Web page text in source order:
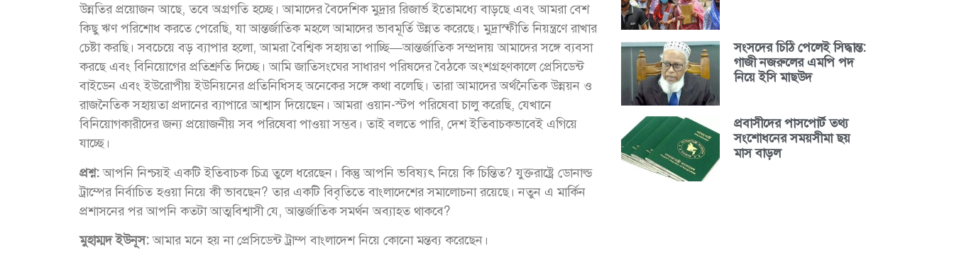
উন্নতির প্রয়োজন আছে, তবে অগ্রগতি হচ্ছে। আমাদের বৈদেশিক মুদ্রার রিজার্ভ ইতোমধ্যে বাড়ছে এবং আমরা বেশ
কিছু ঋণ পরিশোধ করতে পেরেছি, যা আন্তর্জাতিক মহলে আমাদের ভাবমূর্তি উন্নত করেছে। মুদ্রাস্ফীতি নিয়ন্ত্রণে রাখার
চেষ্টা করছি। সবচেয়ে বড় ব্যাপার হলো, আমরা বৈশ্বিক সহায়তা পাচ্ছি—আন্তর্জাতিক সম্প্রদায় আমাদের সঙ্গে ব্যবসা
করছে এবং বিনিয়োগের প্রতিশ্রুতি দিচ্ছে। আমি জাতিসংঘের সাধারণ পরিষদের বৈঠকে অংশগ্রহণকালে প্রেসিডেন্ট
বাইডেন এবং ইউরোপীয় ইউনিয়নের প্রতিনিধিসহ অনেকের সঙ্গে কথা বলেছি। তারা আমাদের অর্থনৈতিক উন্নয়ন ও
রাজনৈতিক সহায়তা প্রদানের ব্যাপারে আশ্বাস দিয়েছেন। আমরা ওয়ান-স্টপ পরিষেবা চালু করেছি, যেখানে
বিনিয়োগকারীদের জন্য প্রয়োজনীয় সব পরিষেবা পাওয়া সম্ভব। তাই বলতে পারি, দেশ ইতিবাচকভাবেই এগিয়ে
যাচ্ছে।
প্রশ্ন:আপনি নিশ্চয়ই একটি ইতিবাচক চিত্র তুলে ধরেছেন। কিন্তু আপনি ভবিষ্যৎ নিয়ে কি চিন্তিত? যুক্তরাষ্ট্রে ডোনাল্ড
ট্রাম্পের নির্বাচিত হওয়া নিয়ে কী ভাবছেন? তার একটি বিবৃতিতে বাংলাদেশের সমালোচনা রয়েছে। নতুন এ মার্কিন
প্রশাসনের পর আপনি কতটা আত্মবিশ্বাসী যে, আন্তর্জাতিক সমর্থন অব্যাহত থাকবে?
মুহাম্মদ ইউনূস:আমার মনে হয় না প্রেসিডেন্ট ট্রাম্প বাংলাদেশ নিয়ে কোনো মন্তব্য করেছেন।
সংসদের চিঠি পেলেই সিদ্ধান্ত:
গাজী নজরুলের এমপি পদ
নিয়ে ইসি মাছউদ
প্রবাসীদের পাসপোর্ট তথ্য
সংশোধনের সময়সীমা ছয়
মাস বাড়ল